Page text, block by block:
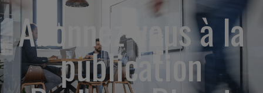
Abonnez-vous à la
publication